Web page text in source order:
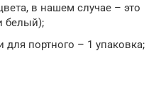
в нашем случае – это
белый);
для портного – 1 упаковка;